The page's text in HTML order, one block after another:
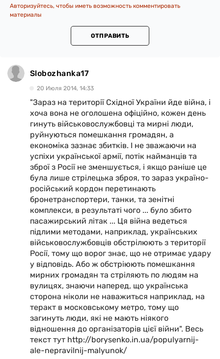
Авторизуйтесь, чтобы иметь возможность комментировать
материалы
ОТПРАВИТЬ
Slobozhanka17
20 Июля 2014, 14:33
"Зараз на території Східної України йде війна, і
хоча вона не оголошена офіційно, кожен день
гинуть військовослужбовці та мирні люди,
руйнуються помешкання громадян, а
економіка зазнає збитків. І не зважаючи на
успіхи української армії, потік найманців та
зброї з Росії не зменшується, і якщо раніше це
була лише стрілецька зброя, то зараз україно-
російський кордон перетинають
бронетранспортери, танки, та зенітні
комплекси, в результаті чого ... було збито
пасажирський літак ... Ця війна ведеться
підлими методами, наприклад, українських
військовослужбовців обстрілюють з території
Росії, тому що ворог знає, що не отримає удару
у відповідь. Або ж обстріюють помешкання
мирних громадян та стріляють по людям на
вулицях, знаючи наперед, що українська
сторона ніколи не наважиться наприклад, на
теракт в московському метро, тому що
загинуть люди, які не мають ніякого
відношення до організаторів цієї війни". Весь
текст тут http://borysenko.in.ua/populyarnij-
ale-nepravilnij-malyunok/